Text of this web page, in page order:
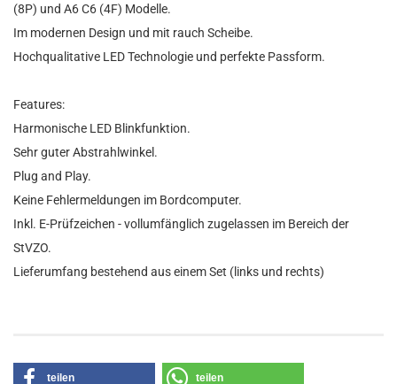
(8P) und A6 C6 (4F) Modelle.
Im modernen Design und mit rauch Scheibe.
Hochqualitative LED Technologie und perfekte Passform.
Features:
Harmonische LED Blinkfunktion.
Sehr guter Abstrahlwinkel.
Plug and Play.
Keine Fehlermeldungen im Bordcomputer.
Inkl. E-Prüfzeichen - vollumfänglich zugelassen im Bereich der
StVZO.
Lieferumfang bestehend aus einem Set (links und rechts)
teilen teilen